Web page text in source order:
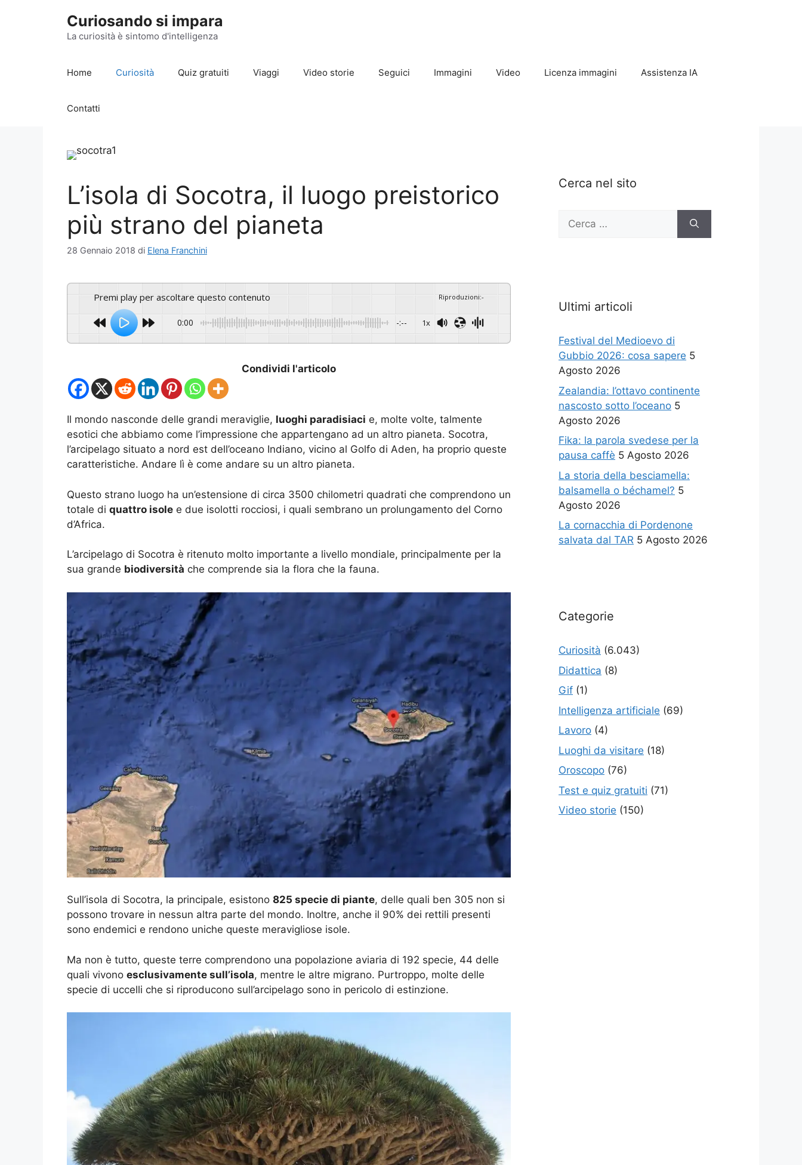
Curiosando si impara
La curiosità è sintomo d'intelligenza
Home Curiosità Quiz gratuiti Viaggi Video storie Seguici Immagini Video Licenza immagini Assistenza IA
Contatti
L’isola di Socotra, il luogo preistorico
più strano del pianeta
28 Gennaio 2018 di Elena Franchini
Premi play per ascoltare questo contenuto Riproduzioni:-
0:00 -:-- 1x
Condividi l'articolo
Il mondo nasconde delle grandi meraviglie, luoghi paradisiaci e, molte volte, talmente
esotici che abbiamo come l’impressione che appartengano ad un altro pianeta. Socotra,
l’arcipelago situato a nord est dell’oceano Indiano, vicino al Golfo di Aden, ha proprio queste
caratteristiche. Andare lì è come andare su un altro pianeta.
Questo strano luogo ha un’estensione di circa 3500 chilometri quadrati che comprendono un
totale di quattro isole e due isolotti rocciosi, i quali sembrano un prolungamento del Corno
d’Africa.
L’arcipelago di Socotra è ritenuto molto importante a livello mondiale, principalmente per la
sua grande biodiversità che comprende sia la flora che la fauna.
Sull’isola di Socotra, la principale, esistono 825 specie di piante, delle quali ben 305 non si
possono trovare in nessun altra parte del mondo. Inoltre, anche il 90% dei rettili presenti
sono endemici e rendono uniche queste meravigliose isole.
Ma non è tutto, queste terre comprendono una popolazione aviaria di 192 specie, 44 delle
quali vivono esclusivamente sull’isola, mentre le altre migrano. Purtroppo, molte delle
specie di uccelli che si riproducono sull’arcipelago sono in pericolo di estinzione.
Cerca nel sito
Ricerca
Ultimi articoli
Festival del Medioevo di
Gubbio 2026: cosa sapere 5
Agosto 2026
Zealandia: l’ottavo continente
nascosto sotto l’oceano 5
Agosto 2026
Fika: la parola svedese per la
pausa caffè 5 Agosto 2026
La storia della besciamella:
balsamella o béchamel? 5
Agosto 2026
La cornacchia di Pordenone
salvata dal TAR 5 Agosto 2026
Categorie
Curiosità (6.043)
Didattica (8)
Gif (1)
Intelligenza artificiale (69)
Lavoro (4)
Luoghi da visitare (18)
Oroscopo (76)
Test e quiz gratuiti (71)
Video storie (150)